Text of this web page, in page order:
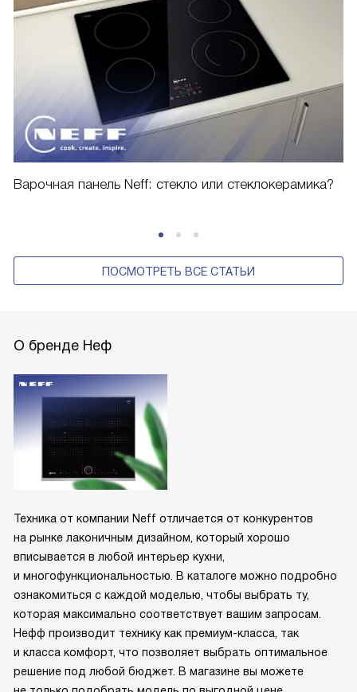
Варочная панель Neff: стекло или стеклокерамика?
ПОСМОТРЕТЬ ВСЕ СТАТЬИ
О бренде Неф
Техника от компании Neff отличается от конкурентов
на рынке лаконичным дизайном, который хорошо
вписывается в любой интерьер кухни,
и многофункциональностью. В каталоге можно подробно
ознакомиться с каждой моделью, чтобы выбрать ту,
которая максимально соответствует вашим запросам.
Нефф производит технику как премиум-класса, так
и класса комфорт, что позволяет выбрать оптимальное
решение под любой бюджет. В магазине вы можете